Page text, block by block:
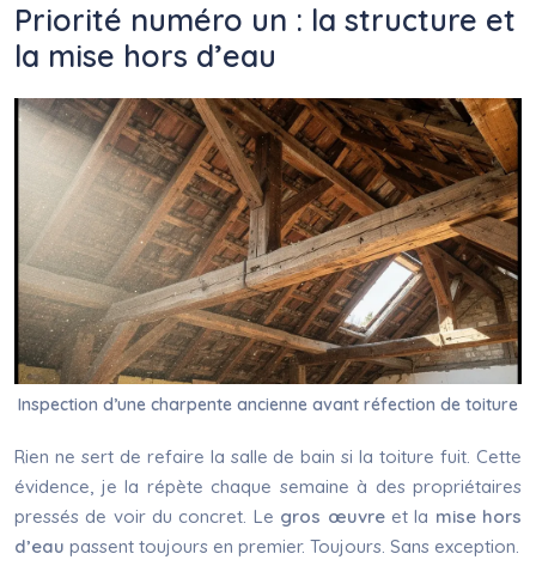
Priorité numéro un : la structure et
la mise hors d’eau
Inspection d’une charpente ancienne avant réfection de toiture
Rien ne sert de refaire la salle de bain si la toiture fuit. Cette
évidence, je la répète chaque semaine à des propriétaires
pressés de voir du concret. Le gros œuvreet la mise hors
d’eau passent toujours en premier. Toujours. Sans exception.